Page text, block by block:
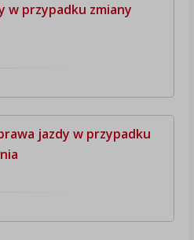
w przypadku zmiany
jazdy w przypadku